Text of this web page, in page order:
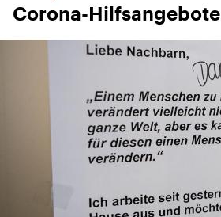
Corona-Hilfsangebote